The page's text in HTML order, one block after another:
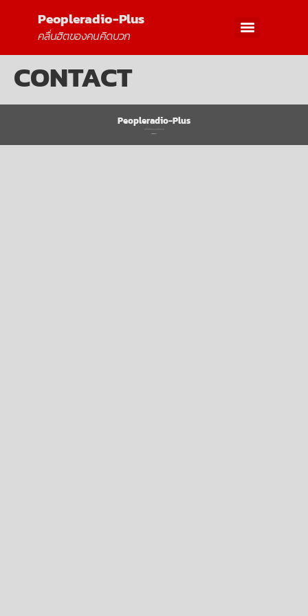
Peopleradio-Plus
คลื่นฮิตของคนคิดบวก
CONTACT
Peopleradio-Plus
คลื่นฮิตของคนคิดบวก